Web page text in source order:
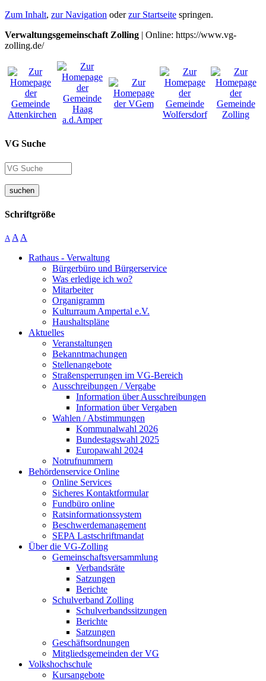
Zum Inhalt, zur Navigation oderzur Startseite springen.
Verwaltungsgemeinschaft Zolling | Online: https://www.vg-
zolling.de/
VG Suche
suchen
Schriftgröße
A A A
Rathaus - Verwaltung
Bürgerbüro und Bürgerservice
Was erledige ich wo?
Mitarbeiter
Organigramm
Kulturraum Ampertal e.V.
Haushaltspläne
Aktuelles
Veranstaltungen
Bekanntmachungen
Stellenangebote
Straßensperrungen im VG-Bereich
Ausschreibungen / Vergabe
Information über Ausschreibungen
Information über Vergaben
Wahlen / Abstimmungen
Kommunalwahl 2026
Bundestagswahl 2025
Europawahl 2024
Notrufnummern
Behördenservice Online
Online Services
Sicheres Kontaktformular
Fundbüro online
Ratsinformationssystem
Beschwerdemanagement
SEPA Lastschriftmandat
Über die VG-Zolling
Gemeinschaftsversammlung
Verbandsräte
Satzungen
Berichte
Schulverband Zolling
Schulverbandssitzungen
Berichte
Satzungen
Geschäftsordnungen
Mitgliedsgemeinden der VG
Volkshochschule
Kursangebote